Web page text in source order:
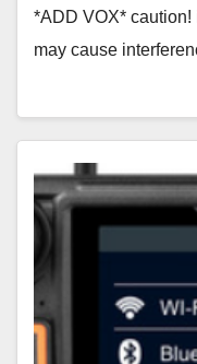
*ADD VOX* caution!
may cause